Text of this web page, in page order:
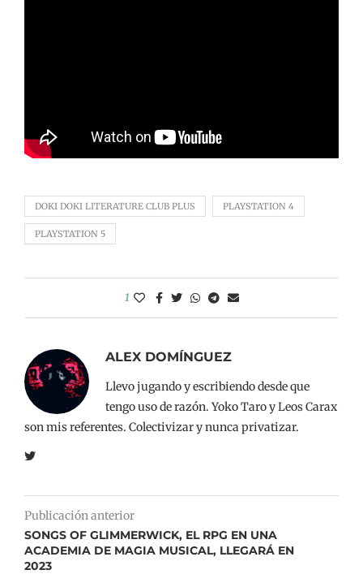
DOKI DOKI LITERATURE CLUB PLUS PLAYSTATION 4
PLAYSTATION 5
1
ALEX DOMÍNGUEZ
Llevo jugando y escribiendo desde que
tengo uso de razón. Yoko Taro y Leos Carax
son mis referentes. Colectivizar y nunca privatizar.
Publicación anterior
SONGS OF GLIMMERWICK, EL RPG EN UNA
ACADEMIA DE MAGIA MUSICAL, LLEGARÁ EN
2023